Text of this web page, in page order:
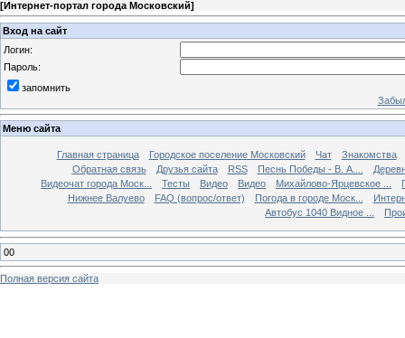
[Интернет-портал города Московский]
Вход на сайт
Логин:
Пароль:
запомнить
Меню сайта
Главная страница Городское поселение Московский Чат
Знакомства
Обратная связь
Друзья сайта RSS Песнь Победы - В. А....
Видеочат города Моск...
Тесты Видео Видео Михайлово-Ярцевское ...
Нижнее Валуево
FAQ (вопрос/ответ) Погода в городе Моск...
Автобус 1040 Видное ...
00
Полная версия сайта